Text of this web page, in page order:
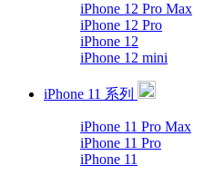
iPhone 12 Pro Max
iPhone 12 Pro
iPhone 12
iPhone 12 mini
iPhone 11 系列
iPhone 11 Pro Max
iPhone 11 Pro
iPhone 11